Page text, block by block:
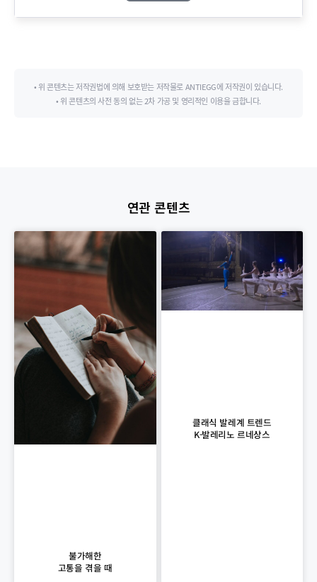
• 위 콘텐츠는 저작권법에 의해 보호받는 저작물로 ANTIEGG에 저작권이 있습니다.
• 위 콘텐츠의 사전 동의 없는 2차 가공 및 영리적인 이용을 금합니다.
연관 콘텐츠
불가해한
고통을 겪을 때
클래식 발레계 트렌드
K-발레리노 르네상스